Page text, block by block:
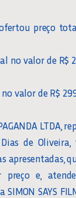
ofertou preço
no valor de R$
valor de R$
LTDA,
de
apresentadas,
e,
SAYS